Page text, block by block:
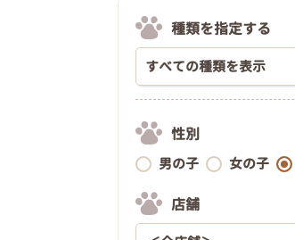
種類を指定する
性別
男の子 女の子
店舗